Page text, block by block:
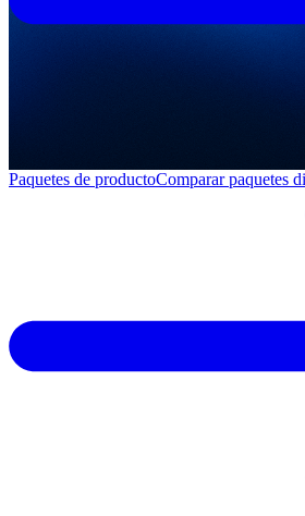
Paquetes de productoComparar paquetes